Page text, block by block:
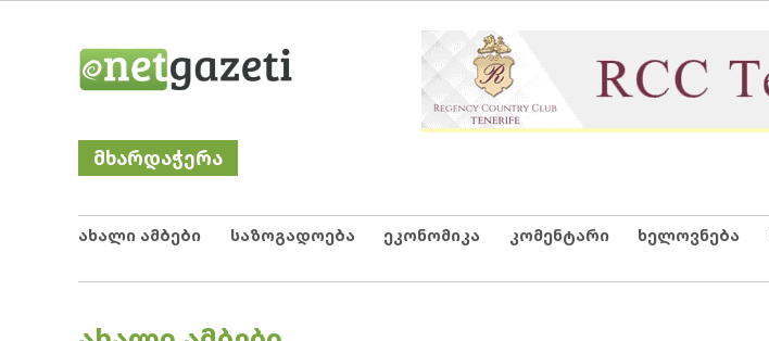
Netgazeti
მხარდაჭერა
ახალი ამბები საზოგადოება ეკონომიკა კომენტარი ხელოვნება